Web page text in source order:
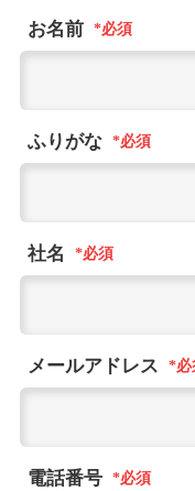
お名前
ふりがな
社名
メールアドレス
電話番号